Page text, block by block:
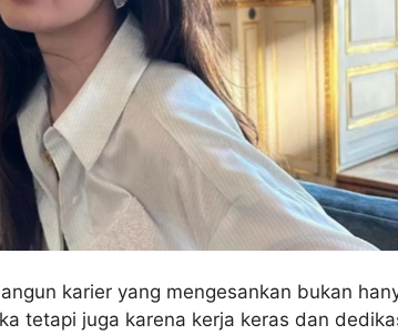
karier yang mengesankan bukan
tetapi juga karena kerja keras dan